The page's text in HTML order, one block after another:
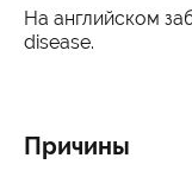
На английском
disease.
Причины